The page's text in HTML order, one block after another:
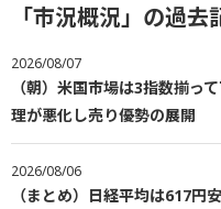
「市況概況」の過
2026/08/07
（朝）米国市場は3指数揃
理が悪化し売り優勢の展開
2026/08/06
（まとめ）日経平均は617